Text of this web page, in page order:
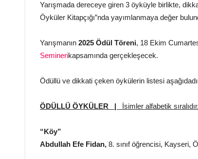
Yarışmada dereceye giren 3 öyküyle birlikte,
Öyküler Kitapçığı”nda yayımlanmaya değer
Yarışmanın 2025 Ödül Töreni, 18 Ekim
Seminerikapsamında gerçekleşecek.
Ödüllü ve dikkati çeken öykülerin listesi
ÖDÜLLÜ ÖYKÜLER | İsimler alfabetik sıralıdır.
“Köy”
Abdullah Efe Fidan, 8. sınıf öğrencisi, Kayseri,